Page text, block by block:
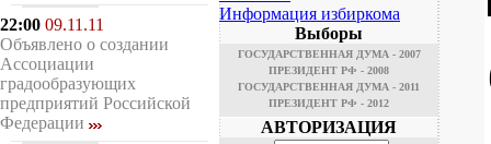
22:00 09.11.11
Объявлено о создании
Ассоциации
градообразующих
предприятий Российской
Федерации
Информация избиркома
Выборы
ГОСУДАРСТВЕННАЯ ДУМА - 2007
ПРЕЗИДЕНТ РФ - 2008
ГОСУДАРСТВЕННАЯ ДУМА - 2011
ПРЕЗИДЕНТ РФ - 2012
АВТОРИЗАЦИЯ